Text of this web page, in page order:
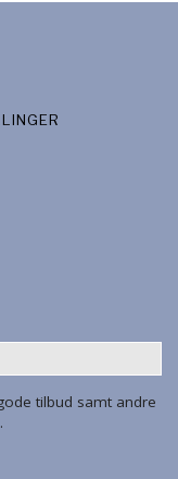
tilbud samt andre